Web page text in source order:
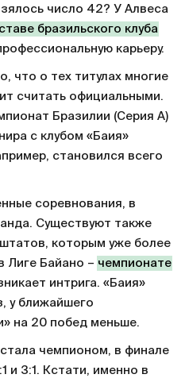
число 42? У Алвеса
бразильского клуба
карьеру.
что о тех титулах многие
считать официальными.
Бразилии (Серия А)
с клубом «Баия»
становился всего
соревнования, в
Существуют также
которым уже более
Лиге Байано – чемпионате
интрига. «Баия»
у ближайшего
на 20 побед меньше.
чемпионом, в финале
и 3:1. Кстати, именно в